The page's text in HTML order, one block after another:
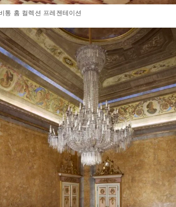
통 홈 컬렉션 프레젠테이션